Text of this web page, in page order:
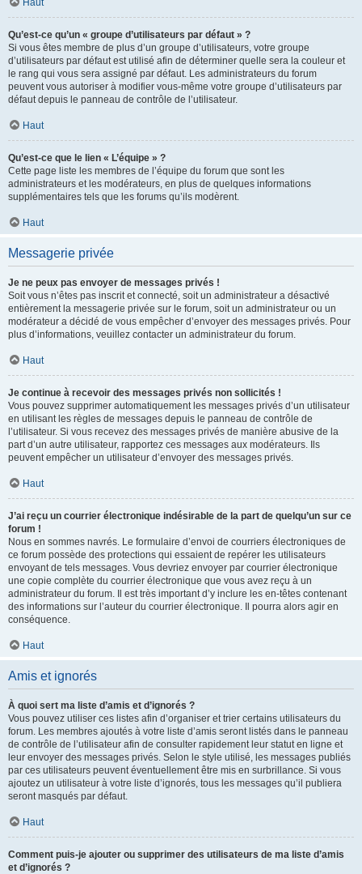
Haut
Qu’est-ce qu’un « groupe d’utilisateurs par défaut » ?
Si vous êtes membre de plus d’un groupe d’utilisateurs, votre groupe
d’utilisateurs par défaut est utilisé afin de déterminer quelle sera la couleur et
le rang qui vous sera assigné par défaut. Les administrateurs du forum
peuvent vous autoriser à modifier vous-même votre groupe d’utilisateurs par
défaut depuis le panneau de contrôle de l’utilisateur.
Haut
Qu’est-ce que le lien « L’équipe » ?
Cette page liste les membres de l’équipe du forum que sont les
administrateurs et les modérateurs, en plus de quelques informations
supplémentaires tels que les forums qu’ils modèrent.
Haut
Messagerie privée
Je ne peux pas envoyer de messages privés !
Soit vous n’êtes pas inscrit et connecté, soit un administrateur a désactivé
entièrement la messagerie privée sur le forum, soit un administrateur ou un
modérateur a décidé de vous empêcher d’envoyer des messages privés. Pour
plus d’informations, veuillez contacter un administrateur du forum.
Haut
Je continue à recevoir des messages privés non sollicités !
Vous pouvez supprimer automatiquement les messages privés d’un utilisateur
en utilisant les règles de messages depuis le panneau de contrôle de
l’utilisateur. Si vous recevez des messages privés de manière abusive de la
part d’un autre utilisateur, rapportez ces messages aux modérateurs. Ils
peuvent empêcher un utilisateur d’envoyer des messages privés.
Haut
J’ai reçu un courrier électronique indésirable de la part de quelqu’un sur ce
forum !
Nous en sommes navrés. Le formulaire d’envoi de courriers électroniques de
ce forum possède des protections qui essaient de repérer les utilisateurs
envoyant de tels messages. Vous devriez envoyer par courrier électronique
une copie complète du courrier électronique que vous avez reçu à un
administrateur du forum. Il est très important d’y inclure les en-têtes contenant
des informations sur l’auteur du courrier électronique. Il pourra alors agir en
conséquence.
Haut
Amis et ignorés
À quoi sert ma liste d’amis et d’ignorés ?
Vous pouvez utiliser ces listes afin d’organiser et trier certains utilisateurs du
forum. Les membres ajoutés à votre liste d’amis seront listés dans le panneau
de contrôle de l’utilisateur afin de consulter rapidement leur statut en ligne et
leur envoyer des messages privés. Selon le style utilisé, les messages publiés
par ces utilisateurs peuvent éventuellement être mis en surbrillance. Si vous
ajoutez un utilisateur à votre liste d’ignorés, tous les messages qu’il publiera
seront masqués par défaut.
Haut
Comment puis-je ajouter ou supprimer des utilisateurs de ma liste d’amis
et d’ignorés ?